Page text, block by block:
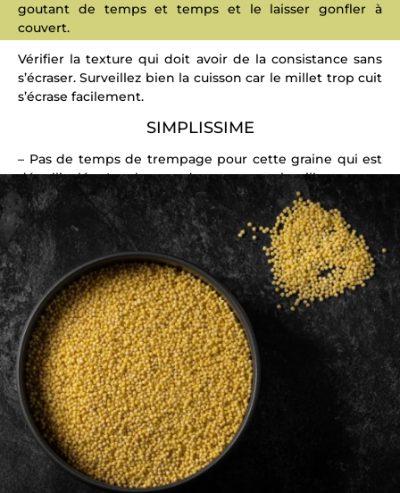
goutant de temps et temps et le laisser gonfler à
couvert.
Vérifier la texture qui doit avoir de la consistance sans
s’écraser. Surveillez bien la cuisson car le millet trop cuit
s’écrase facilement.
SIMPLISSIME
– Pas de temps de trempage pour cette graine qui est
dépelliculée. La plonger dans une eau bouillante pour
qu’elle reste le plus ferme possible.
Suivez les conseils de Chef Philippe pour les cuissons
et
techniques de trempage des graines !